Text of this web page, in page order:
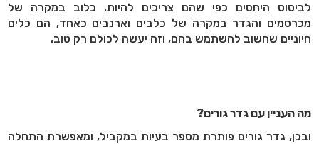
לביסוס היחסים כפי שהם צריכים להיות. כלוב במקרה של
מכרסמים והגדר במקרה של כלבים וארנבים כאחד, הם כלים
חיוניים שחשוב להשתמש בהם, וזה יעשה לכולם רק טוב.
מה העניין עם גדר גורים?
ובכן, גדר גורים פותרת מספר בעיות במקביל, ומאפשרת התחלה